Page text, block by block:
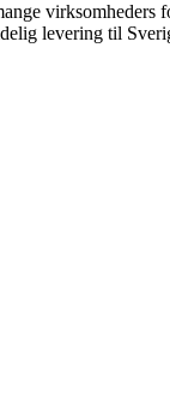
levering til